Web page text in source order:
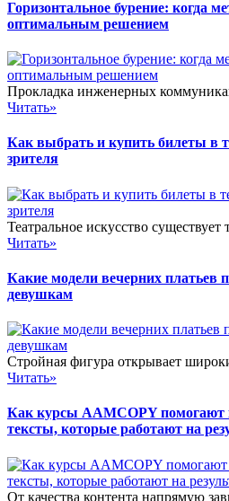
Горизонтальное бурение: когда
оптимальным решением
Прокладка инженерных
Читать»
Как выбрать и купить билеты в
зрителя
Театральное искусство
Читать»
Какие модели вечерних платьев
девушкам
Стройная фигура открывает
Читать»
Как курсы AAMCOPY помогают
тексты, которые работают на
От качества контента напрямую